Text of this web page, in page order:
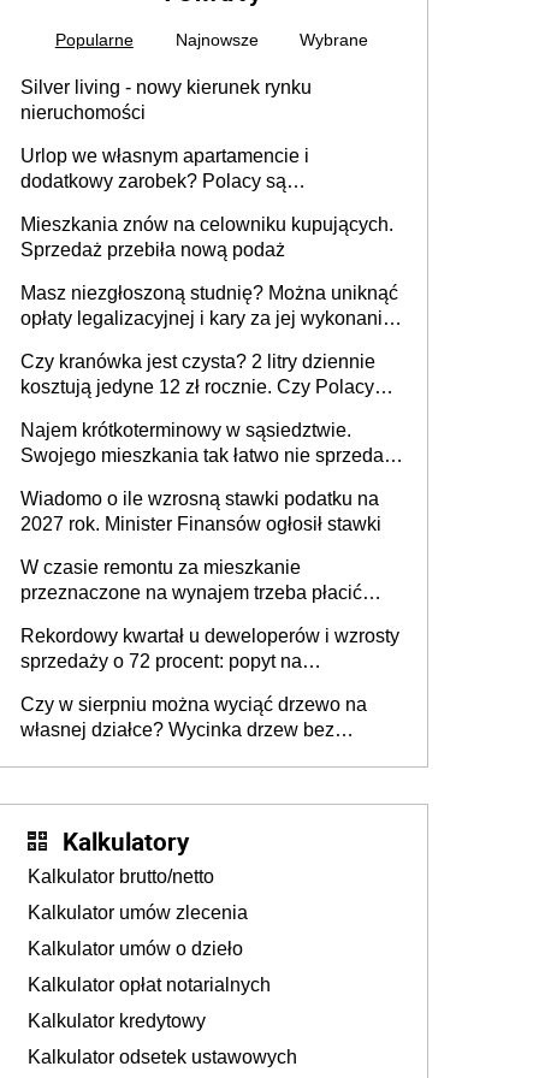
Popularne Najnowsze Wybrane
Silver living - nowy kierunek rynku
nieruchomości
Urlop we własnym apartamencie i
dodatkowy zarobek? Polacy są
Mieszkania znów na celowniku kupujących.
Sprzedaż przebiła nową podaż
Masz niezgłoszoną studnię? Można uniknąć
opłaty legalizacyjnej i kary za jej wykonanie,
Czy kranówka jest czysta? 2 litry dziennie
kosztują jedyne 12 zł rocznie. Czy Polacy
Najem krótkoterminowy w sąsiedztwie.
Swojego mieszkania tak łatwo nie sprzedaż
Wiadomo o ile wzrosną stawki podatku na
2027 rok. Minister Finansów ogłosił stawki
W czasie remontu za mieszkanie
przeznaczone na wynajem trzeba płacić
realizuje w nim potrzeb mieszkaniowych
Rekordowy kwartał u deweloperów i wzrosty
sprzedaży o 72 procent: popyt na
Czy w sierpniu można wyciąć drzewo na
własnej działce? Wycinka drzew bez
Kalkulatory
Kalkulator brutto/netto
Kalkulator umów zlecenia
Kalkulator umów o dzieło
Kalkulator opłat notarialnych
Kalkulator kredytowy
Kalkulator odsetek ustawowych